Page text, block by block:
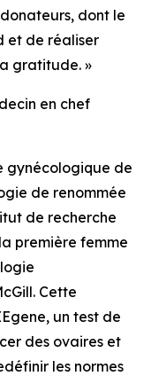
dont le
et de réaliser
gratitude. »
en chef
gynécologique de
de renommée
de recherche
première femme
Cette
un test de
des ovaires et
les normes